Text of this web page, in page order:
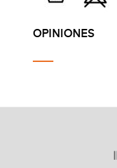
OPINIONES